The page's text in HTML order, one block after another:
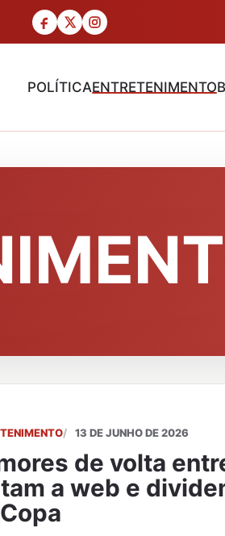
POLÍTICAENTRETENIMENTO
13 DE JUNHO DE 2026
de volta
a web e